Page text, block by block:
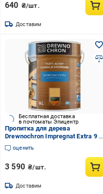
640 ₴/шт.
Доставим
Бесплатная доставка
в почтоматы Эпицентр
Пропитка для дерева
Drewnochron Impregnat Extra 9 л
Белый (2790686219)
оценить
3 590 ₴/шт.
Доставим